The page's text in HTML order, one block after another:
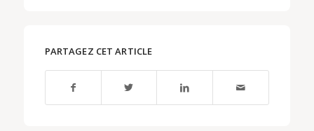
PARTAGEZ CET ARTICLE